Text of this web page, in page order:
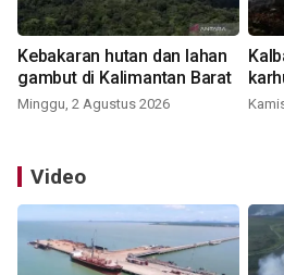
Kebakaran hutan dan lahan
gambut di Kalimantan Barat
Minggu, 2 Agustus 2026
Video